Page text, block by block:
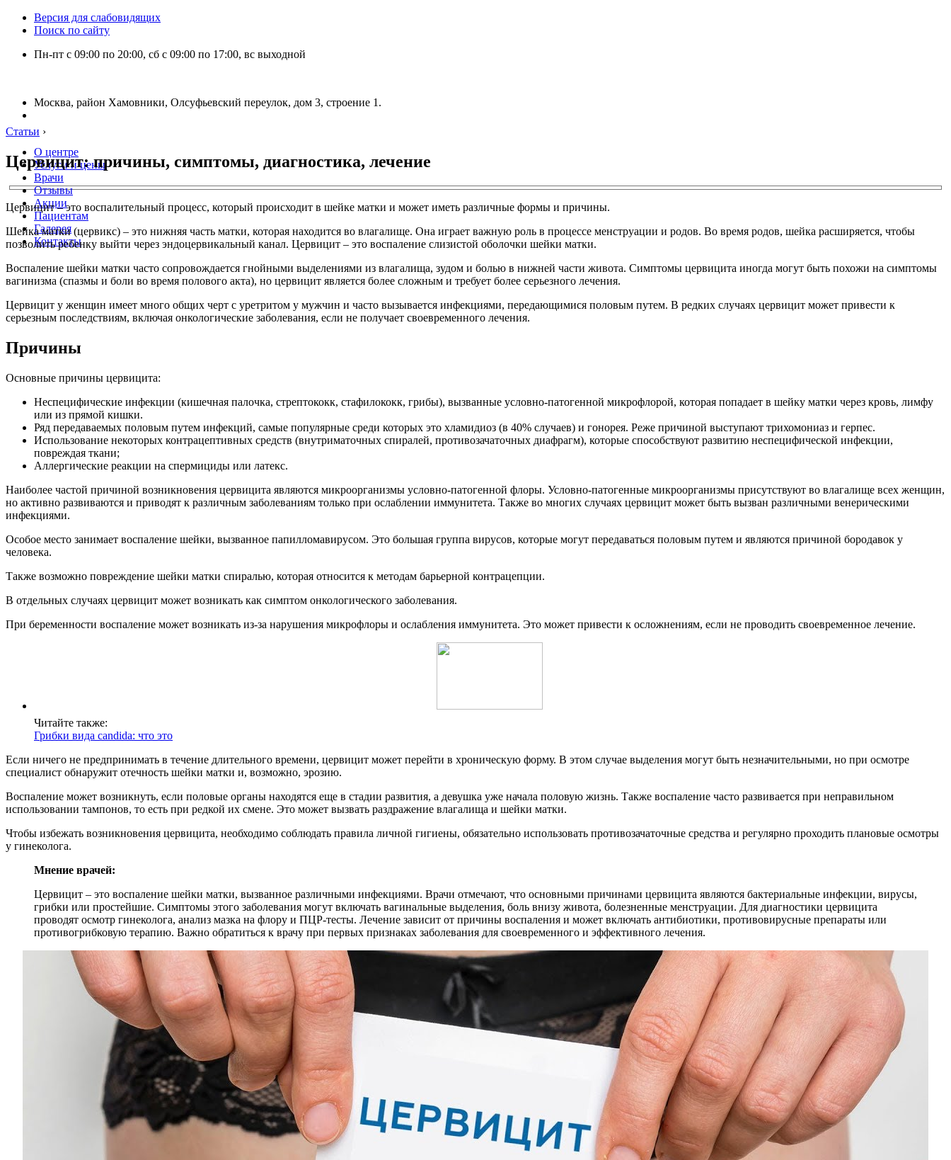
Версия для слабовидящих
Поиск по сайту
Пн-пт с 09:00 по 20:00, сб с 09:00 по 17:00, вс выходной
Москва, район Хамовники, Олсуфьевский переулок, дом 3, строение 1.
О центре
Услуги и цены
Врачи
Отзывы
Акции
Пациентам
Галерея
Контакты
Статьи ›
Цервицит: причины, симптомы, диагностика, лечение
Цервицит – это воспалительный процесс, который происходит в шейке матки и может иметь различные формы и причины.
Шейка матки (цервикс) – это нижняя часть матки, которая находится во влагалище. Она играет важную роль в процессе менструации и родов. Во время родов, шейка расширяется, чтобы
позволить ребенку выйти через эндоцервикальный канал. Цервицит – это воспаление слизистой оболочки шейки матки.
Воспаление шейки матки часто сопровождается гнойными выделениями из влагалища, зудом и болью в нижней части живота. Симптомы цервицита иногда могут быть похожи на симптомы
вагинизма (спазмы и боли во время полового акта), но цервицит является более сложным и требует более серьезного лечения.
Цервицит у женщин имеет много общих черт с уретритом у мужчин и часто вызывается инфекциями, передающимися половым путем. В редких случаях цервицит может привести к
серьезным последствиям, включая онкологические заболевания, если не получает своевременного лечения.
Причины
Основные причины цервицита:
Неспецифические инфекции (кишечная палочка, стрептококк, стафилококк, грибы), вызванные условно-патогенной микрофлорой, которая попадает в шейку матки через кровь, лимфу
или из прямой кишки.
Ряд передаваемых половым путем инфекций, самые популярные среди которых это хламидиоз (в 40% случаев) и гонорея. Реже причиной выступают трихомониаз и герпес.
Использование некоторых контрацептивных средств (внутриматочных спиралей, противозачаточных диафрагм), которые способствуют развитию неспецифической инфекции,
повреждая ткани;
Аллергические реакции на спермициды или латекс.
Наиболее частой причиной возникновения цервицита являются микроорганизмы условно-патогенной флоры. Условно-патогенные микроорганизмы присутствуют во влагалище всех женщин,
но активно развиваются и приводят к различным заболеваниям только при ослаблении иммунитета. Также во многих случаях цервицит может быть вызван различными венерическими
инфекциями.
Особое место занимает воспаление шейки, вызванное папилломавирусом. Это большая группа вирусов, которые могут передаваться половым путем и являются причиной бородавок у
человека.
Также возможно повреждение шейки матки спиралью, которая относится к методам барьерной контрацепции.
В отдельных случаях цервицит может возникать как симптом онкологического заболевания.
При беременности воспаление может возникать из-за нарушения микрофлоры и ослабления иммунитета. Это может привести к осложнениям, если не проводить своевременное лечение.
Читайте также:
Грибки вида candida: что это
Если ничего не предпринимать в течение длительного времени, цервицит может перейти в хроническую форму. В этом случае выделения могут быть незначительными, но при осмотре
специалист обнаружит отечность шейки матки и, возможно, эрозию.
Воспаление может возникнуть, если половые органы находятся еще в стадии развития, а девушка уже начала половую жизнь. Также воспаление часто развивается при неправильном
использовании тампонов, то есть при редкой их смене. Это может вызвать раздражение влагалища и шейки матки.
Чтобы избежать возникновения цервицита, необходимо соблюдать правила личной гигиены, обязательно использовать противозачаточные средства и регулярно проходить плановые осмотры
у гинеколога.
Мнение врачей:
Цервицит – это воспаление шейки матки, вызванное различными инфекциями. Врачи отмечают, что основными причинами цервицита являются бактериальные инфекции, вирусы,
грибки или простейшие. Симптомы этого заболевания могут включать вагинальные выделения, боль внизу живота, болезненные менструации. Для диагностики цервицита
проводят осмотр гинеколога, анализ мазка на флору и ПЦР-тесты. Лечение зависит от причины воспаления и может включать антибиотики, противовирусные препараты или
противогрибковую терапию. Важно обратиться к врачу при первых признаках заболевания для своевременного и эффективного лечения.